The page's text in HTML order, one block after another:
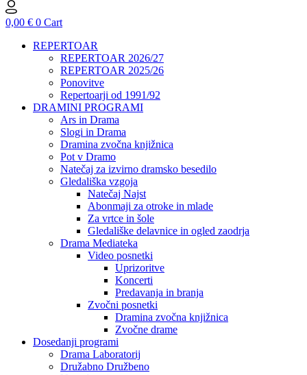
0,00 € 0 Cart
REPERTOAR
REPERTOAR 2026/27
REPERTOAR 2025/26
Ponovitve
Repertoarji od 1991/92
DRAMINI PROGRAMI
Ars in Drama
Slogi in Drama
Dramina zvočna knjižnica
Pot v Dramo
Natečaj za izvirno dramsko besedilo
Gledališka vzgoja
Natečaj Najst
Abonmaji za otroke in mlade
Za vrtce in šole
Gledališke delavnice in ogled zaodrja
Drama Mediateka
Video posnetki
Uprizoritve
Koncerti
Predavanja in branja
Zvočni posnetki
Dramina zvočna knjižnica
Zvočne drame
Dosedanji programi
Drama Laboratorij
Družabno Družbeno